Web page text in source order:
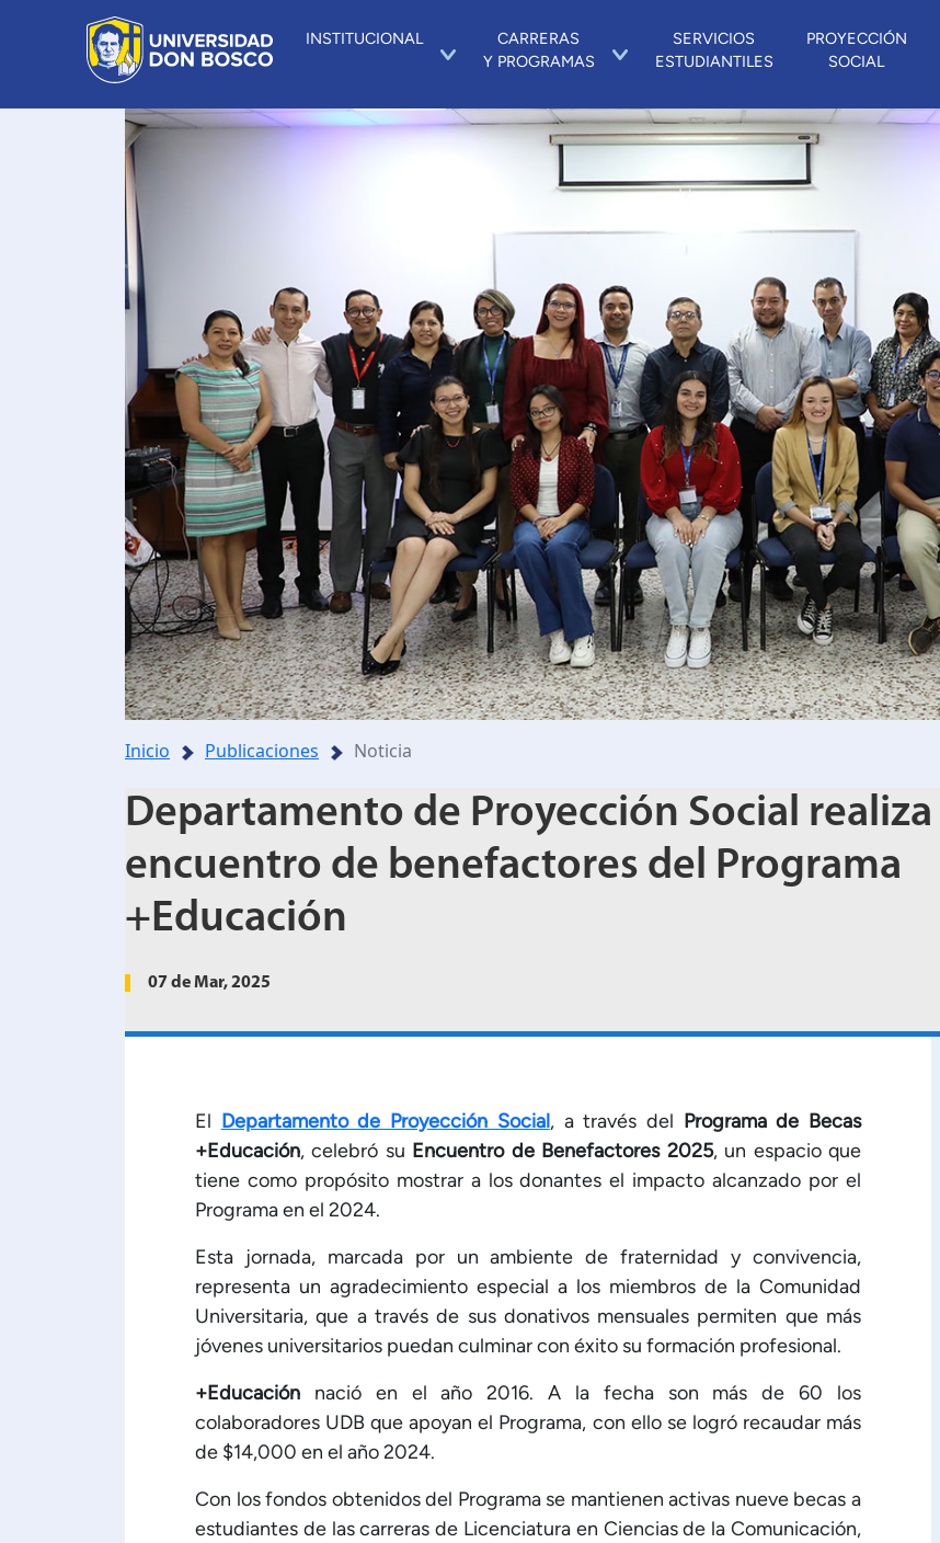
INSTITUCIONAL
CARRERAS
Y PROGRAMAS
SERVICIOS
ESTUDIANTILES
PROYECCIÓN
SOCIAL
Inicio Publicaciones Noticia
Departamento de Proyección Social realiza
encuentro de benefactores del Programa
+Educación
07 de Mar, 2025
El Departamento de Proyección Social, a través del Programa de Becas
+Educación, celebró su Encuentro de Benefactores 2025, un espacio que
tiene como propósito mostrar a los donantes el impacto alcanzado por el
Programa en el 2024.
Esta jornada, marcada por un ambiente de fraternidad y convivencia,
representa un agradecimiento especial a los miembros de la Comunidad
Universitaria, que a través de sus donativos mensuales permiten que más
jóvenes universitarios puedan culminar con éxito su formación profesional.
+Educación nació en el año 2016. A la fecha son más de 60 los
colaboradores UDB que apoyan el Programa, con ello se logró recaudar más
de $14,000 en el año 2024.
Con los fondos obtenidos del Programa se mantienen activas nueve becas a
estudiantes de las carreras de Licenciatura en Ciencias de la Comunicación,